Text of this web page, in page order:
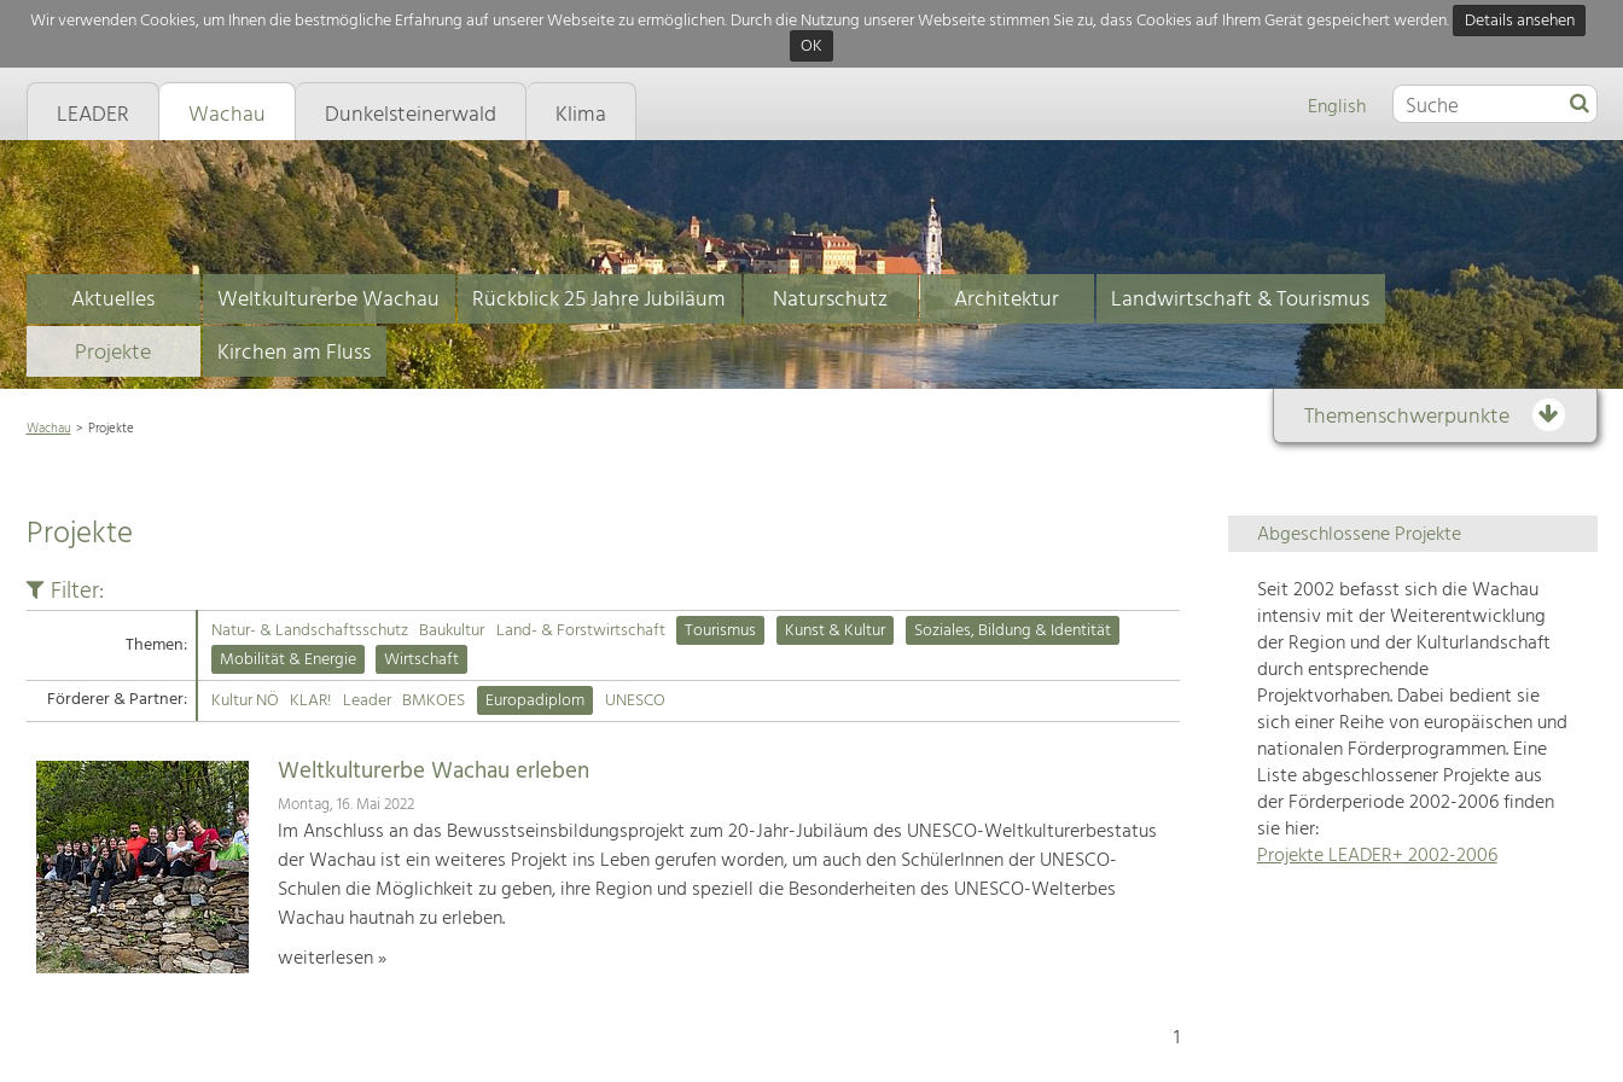
Wir verwenden Cookies, um Ihnen die bestmögliche Erfahrung auf unserer Webseite zu ermöglichen. Durch die Nutzung unserer Webseite stimmen Sie zu, dass Cookies auf Ihrem Gerät gespeichert werden.
Details ansehen
OK
LEADER Wachau Dunkelsteinerwald Klima English
Aktuelles Weltkulturerbe Wachau Rückblick 25 Jahre Jubiläum Naturschutz Architektur
Landwirtschaft & Tourismus
Projekte
Kirchen am Fluss
Themenschwerpunkte
Themenübersicht
Die
Regionalentwicklung
in
unserer
Region
ist
sehr
vielfältig.
Deshalb
geben
wir
hier
Wachau Projekte
Projekte
Filter:
Themen: Natur- & Landschaftsschutz Baukultur Land- & Forstwirtschaft Tourismus Kunst & Kultur
Soziales, Bildung & Identität
Mobilität & Energie
Wirtschaft
Förderer & Partner:
Kultur NÖ KLAR! Leader BMKOES Europadiplom UNESCO
Weltkulturerbe Wachau erleben
Montag, 16. Mai 2022
Im Anschluss an das Bewusstseinsbildungsprojekt zum 20-Jahr-Jubiläum des UNESCO-Weltkulturerbestatus
der Wachau ist ein weiteres Projekt ins Leben gerufen worden, um auch den SchülerInnen der UNESCO-
Schulen die Möglichkeit zu geben, ihre Region und speziell die Besonderheiten des UNESCO-Welterbes
Wachau hautnah zu erleben.
weiterlesen »
1
Abgeschlossene Projekte
Seit 2002 befasst sich die Wachau
intensiv mit der Weiterentwicklung
der Region und der Kulturlandschaft
durch entsprechende
Projektvorhaben. Dabei bedient sie
sich einer Reihe von europäischen und
nationalen Förderprogrammen. Eine
Liste abgeschlossener Projekte aus
der Förderperiode 2002-2006 finden
sie hier:
Projekte LEADER+ 2002-2006